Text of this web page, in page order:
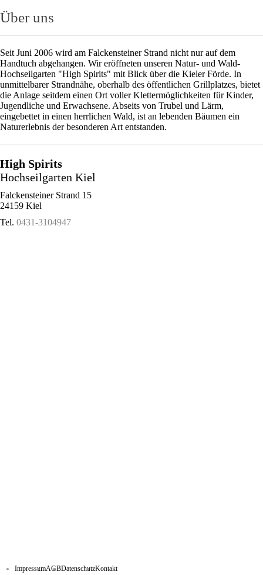
Über uns
Seit Juni 2006 wird am Falckensteiner Strand nicht nur auf dem
Handtuch abgehangen. Wir eröffneten unseren Natur- und Wald-
Hochseilgarten "High Spirits" mit Blick über die Kieler Förde. In
unmittelbarer Strandnähe, oberhalb des öffentlichen Grillplatzes, bietet
die Anlage seitdem einen Ort voller Klettermöglichkeiten für Kinder,
Jugendliche und Erwachsene. Abseits von Trubel und Lärm,
eingebettet in einen herrlichen Wald, ist an lebenden Bäumen ein
Naturerlebnis der besonderen Art entstanden.
High Spirits
Hochseilgarten Kiel
Falckensteiner Strand 15
24159 Kiel
Tel. 0431-3104947
ImpressumAGBDatenschutzKontakt